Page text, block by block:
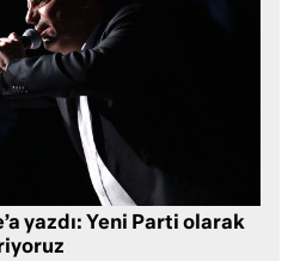
yazdı: Yeni Parti olarak